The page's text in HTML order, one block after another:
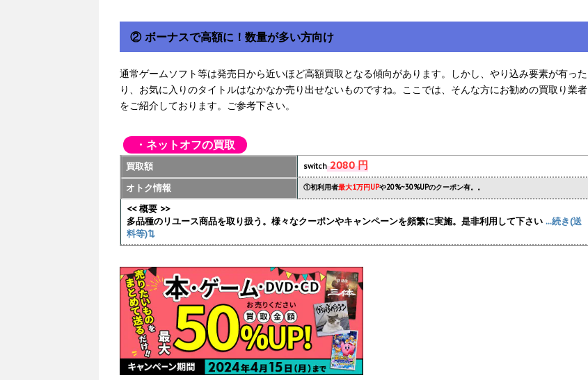
② ボーナスで高額に！数量が多い方向け
通常ゲームソフト等は発売日から近いほど高額買取となる傾向があります。しかし、やり込み要素が有った
り、お気に入りのタイトルはなかなか売り出せないものですね。ここでは、そんな方にお勧めの買取り業者
をご紹介しております。ご参考下さい。
・ネットオフの買取
買取額 switch2080 円
オトク情報 ①初利用者最大1万円UPや20%~30%UPのクーポン有。。
<< 概要 >>
多品種のリユース商品を取り扱う。様々なクーポンやキャンペーンを頻繁に実施。是非利用して下さい ...続き(送
料等)⇅